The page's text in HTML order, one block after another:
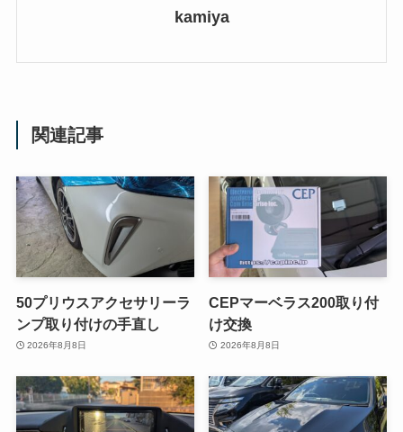
kamiya
関連記事
50プリウスアクセサリーラ
ンプ取り付けの手直し
2026年8月8日
CEPマーベラス200取り付
け交換
2026年8月8日